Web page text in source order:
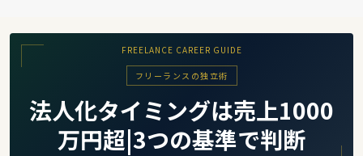
FREELANCE CAREER GUIDE
フリーランスの独立術
法人化タイミングは売上1000
万円超|3つの基準で判断